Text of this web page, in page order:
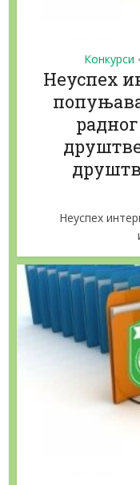
Конкурси •
Неуспех
Неуспех